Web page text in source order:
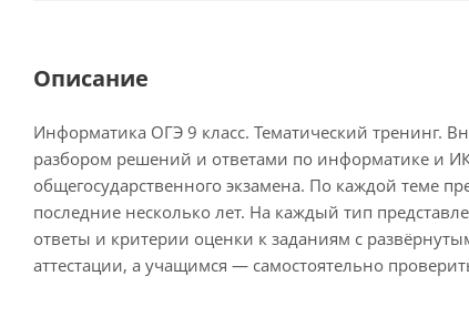
Описание
Информатика ОГЭ 9 класс. Тематический тренинг.
разбором решений и ответами по информатике и
общегосударственного экзамена. По каждой теме
последние несколько лет. На каждый тип
ответы и критерии оценки к заданиям с
аттестации, а учащимся — самостоятельно